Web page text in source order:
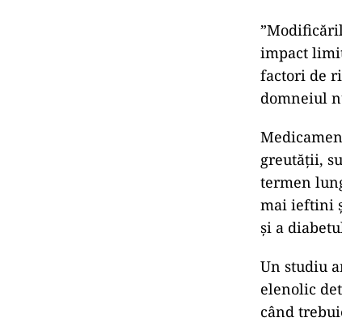
impact
factori de
domneiul
greutății,
termen
mai ieftini
și a
Un studiu
elenolic
când